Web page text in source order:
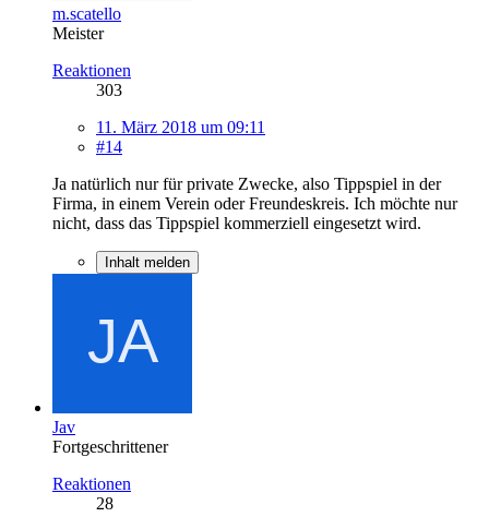
m.scatello
Meister
Reaktionen
303
11. März 2018 um 09:11
#14
Ja natürlich nur für private Zwecke, also Tippspiel in der
Firma, in einem Verein oder Freundeskreis. Ich möchte nur
nicht, dass das Tippspiel kommerziell eingesetzt wird.
Inhalt melden
Jav
Fortgeschrittener
Reaktionen
28